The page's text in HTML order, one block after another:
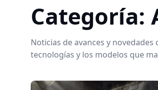
Categoría:
Noticias de avances y
tecnologías y los modelos que